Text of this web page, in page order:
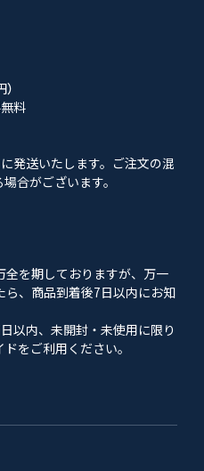
料
発送いたします。ご注文の混
合がございます。
を期しておりますが、万一
、商品到着後7日以内にお知
以内、未開封・未使用に限り
をご利用ください。